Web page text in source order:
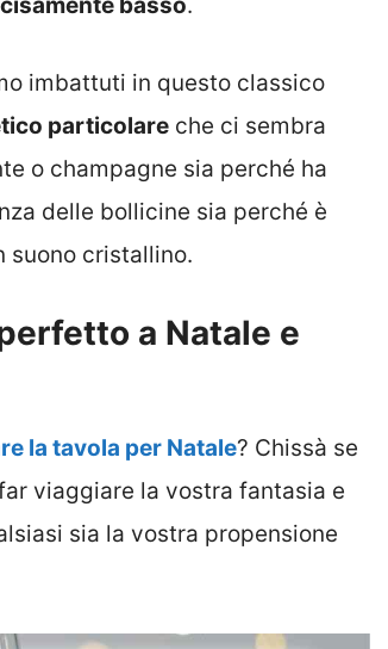
basso.
imbattuti in questo classico
particolare che ci sembra
o champagne sia perché ha
delle bollicine sia perché è
suono cristallino.
a Natale e
la tavola per Natale? Chissà se
viaggiare la vostra fantasia e
sia la vostra propensione